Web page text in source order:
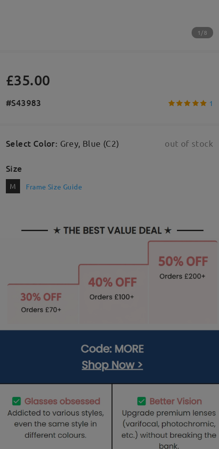
1/8
£35.00
#S43983 1
Select Color: Grey, Blue (C2) out of stock
Size
M Frame Size Guide